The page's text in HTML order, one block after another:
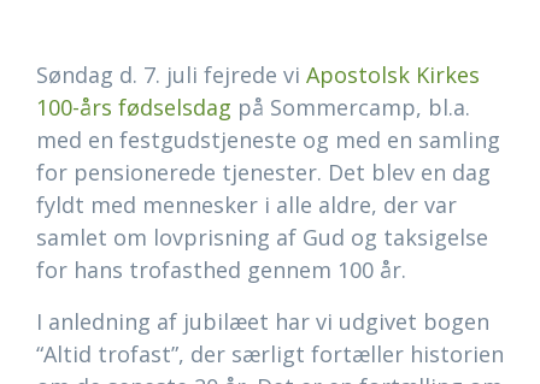
Søndag d. 7. juli fejrede vi Apostolsk Kirkes
100-års fødselsdag på Sommercamp, bl.a.
med en festgudstjeneste og med en samling
for pensionerede tjenester. Det blev en dag
fyldt med mennesker i alle aldre, der var
samlet om lovprisning af Gud og taksigelse
for hans trofasthed gennem 100 år.
I anledning af jubilæet har vi udgivet bogen
“Altid trofast”, der særligt fortæller historien